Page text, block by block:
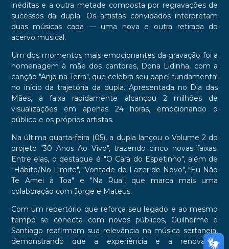
inéditas e a outra metade composta por regravações de
sucessos da dupla. Os artistas convidados interpretam
duas músicas cada — uma nova e outra retirada do
acervo musical.
Um dos momentos mais emocionantes da gravação foi a
homenagem à mãe dos cantores, Dona Lidinha, com a
canção "Anjo na Terra", que celebra seu papel fundamental
no início da trajetória da dupla. Apresentada no Dia das
Mães, a faixa rapidamente alcançou 2 milhões de
visualizações em apenas 24 horas, emocionando o
público e os próprios artistas.
Na última quarta-feira (05), a dupla lançou o Volume 2 do
projeto "30 Anos Ao Vivo", trazendo cinco novas faixas.
Entre elas, o destaque é "O Cara do Espetinho", além de
"Hábito/No Limite", "Vontade de Fazer de Novo", "Eu Não
Te Amei à Toa" e "Na Rua", que marca mais uma
colaboração com Jorge e Mateus.
Com um repertório que reforça seu legado e ao mesmo
tempo se conecta com novos públicos, Guilherme e
Santiago reafirmam sua relevância na música sertaneja,
demonstrando que a experiência e a renovação